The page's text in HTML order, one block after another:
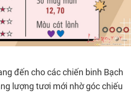
đến cho các chiến binh Bạch
lượng tươi mới nhờ góc chiếu